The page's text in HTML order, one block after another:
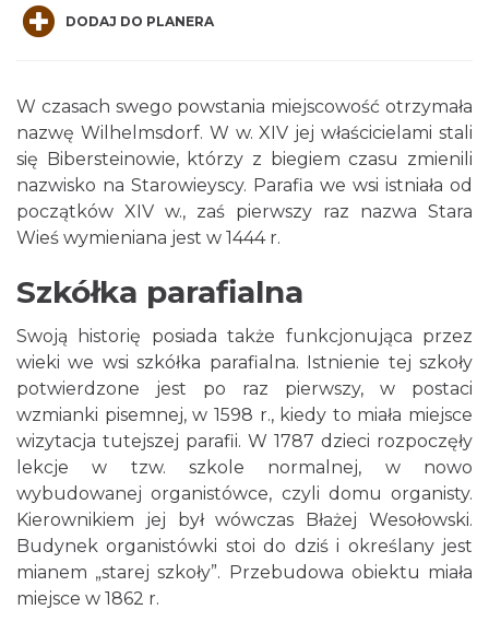
DODAJ DO PLANERA
W czasach swego powstania miejscowość otrzymała
nazwę Wilhelmsdorf. W w. XIV jej właścicielami stali
się Bibersteinowie, którzy z biegiem czasu zmienili
nazwisko na Starowieyscy. Parafia we wsi istniała od
początków XIV w., zaś pierwszy raz nazwa Stara
Wieś wymieniana jest w 1444 r.
Szkółka parafialna
Swoją historię posiada także funkcjonująca przez
wieki we wsi szkółka parafialna. Istnienie tej szkoły
potwierdzone jest po raz pierwszy, w postaci
wzmianki pisemnej, w 1598 r., kiedy to miała miejsce
wizytacja tutejszej parafii. W 1787 dzieci rozpoczęły
lekcje w tzw. szkole normalnej, w nowo
wybudowanej organistówce, czyli domu organisty.
Kierownikiem jej był wówczas Błażej Wesołowski.
Budynek organistówki stoi do dziś i określany jest
mianem „starej szkoły”. Przebudowa obiektu miała
miejsce w 1862 r.